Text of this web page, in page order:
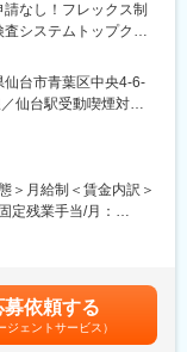
織です。担当エリア
場合は打ち合わせの
すので、専門知識を
なります。
務改善等の効果を直
公平に実力を判断頂
就任したケースもあ
なし！フレックス制
システムトップクラ
えており、技術職の
ステムを、お客様に
とサポートを担当い
映することができる
様に対して、コール
いトラブルが発生し
援を行います。
仙台市青葉区中央4-6-
仙台駅受動喫煙対
事業所（リモートワ
＞月給制＜賃金内訳＞
定残業手当/月：
管理職待遇となる場
価に基づき決定。■昇
・個人評価連動）賃金
募依頼する
ジェントサービス）